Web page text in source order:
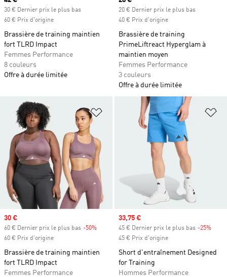
30 € Dernier prix le plus bas
60 € Prix d'origine
Brassière de training maintien
fort TLRD Impact
Femmes Performance
8 couleurs
Offre à durée limitée
20 € Dernier prix le plus bas
40 € Prix d'origine
Brassière de training
PrimeLiftreact Hyperglam à
maintien moyen
Femmes Performance
3 couleurs
Offre à durée limitée
Ajouter à la Liste de produits
Prix soldé
30 €
60 € Dernier prix le plus bas -50%
60 € Prix d'origine
Brassière de training maintien
fort TLRD Impact
Femmes Performance
Prix soldé
33,75 €
45 € Dernier prix le plus bas -25%
45 € Prix d'origine
Short d'entraînement Designed
for Training
Hommes Performance